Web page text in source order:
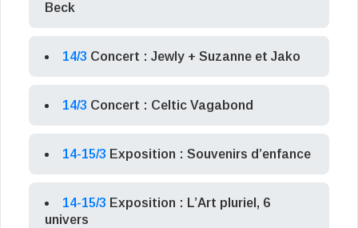
Beck
14/3 Concert : Jewly + Suzanne et Jako
14/3 Concert : Celtic Vagabond
14-15/3 Exposition : Souvenirs d’enfance
14-15/3 Exposition : L’Art pluriel, 6
univers